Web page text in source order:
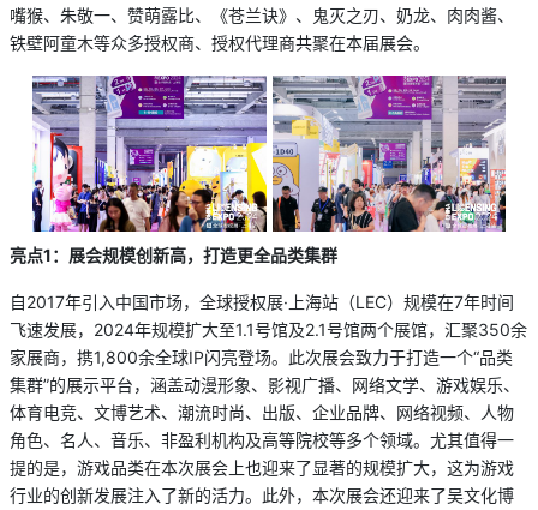
嘴猴、朱敬一、赞萌露比、《苍兰诀》、鬼灭之刃、奶龙、肉肉酱、
铁壁阿童木等众多授权商、授权代理商共聚在本届展会。
亮点1：展会规模创新高，打造更全品类集群
自2017年引入中国市场，全球授权展·上海站（LEC）规模在7年时间
飞速发展，2024年规模扩大至1.1号馆及2.1号馆两个展馆，汇聚350余
家展商，携1,800余全球IP闪亮登场。此次展会致力于打造一个“品类
集群”的展示平台，涵盖动漫形象、影视广播、网络文学、游戏娱乐、
体育电竞、文博艺术、潮流时尚、出版、企业品牌、网络视频、人物
角色、名人、音乐、非盈利机构及高等院校等多个领域。尤其值得一
提的是，游戏品类在本次展会上也迎来了显著的规模扩大，这为游戏
行业的创新发展注入了新的活力。此外，本次展会还迎来了吴文化博